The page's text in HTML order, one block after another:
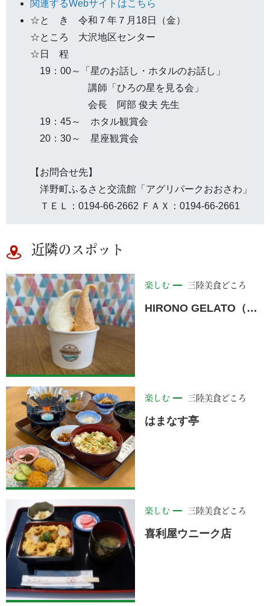
関連するWebサイトはこちら
☆と き 令和７年７月18日（金）
☆ところ 大沢地区センター
☆日 程
19：00～「星のお話し・ホタルのお話し」
講師「ひろの星を見る会」
会長 阿部 俊夫 先生
19：45～ ホタル観賞会
20：30～ 星座観賞会
【お問合せ先】
洋野町ふるさと交流館「アグリパークおおさわ」
ＴＥＬ：0194-66-2662 ＦＡＸ：0194-66-2661
近隣のスポット
楽しむ 三陸美食どころ
HIRONO GELATO（ヒロノ ジェラート）
楽しむ 三陸美食どころ
はまなす亭
楽しむ 三陸美食どころ
喜利屋ウニーク店